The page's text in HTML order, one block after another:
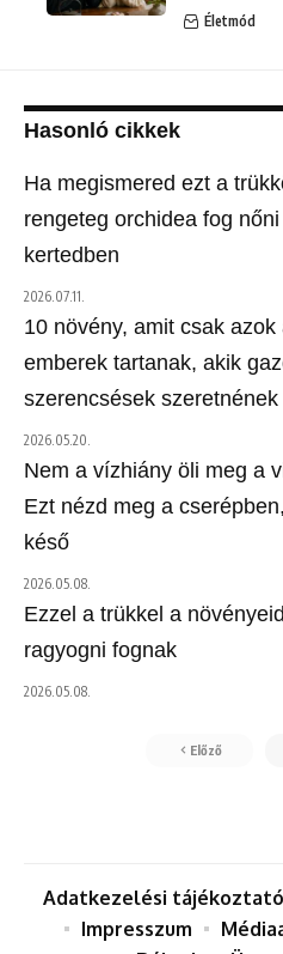
Életmód
Hasonló cikkek
Ha megismered ezt a
rengeteg orchidea fog
kertedben
2026.07.11.
10 növény, amit csak azok
emberek tartanak, akik
szerencsések szeretnének
2026.05.20.
Nem a vízhiány öli meg a
Ezt nézd meg a
késő
2026.05.08.
Ezzel a trükkel a
ragyogni fognak
2026.05.08.
Előző
Adatkezelési tájékoztató
Impresszum